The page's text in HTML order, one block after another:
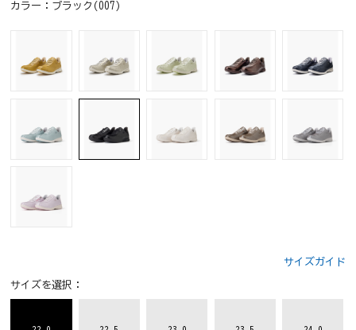
カラー： ブラック(007)
サイズガイド
サイズを選択：